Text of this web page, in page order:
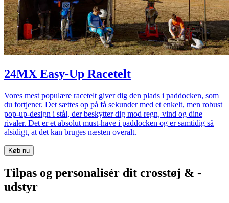
24MX Easy-Up Racetelt
Vores mest populære racetelt giver dig den plads i paddocken, som
du fortjener. Det sættes op på få sekunder med et enkelt, men robust
pop-up-design i stål, der beskytter dig mod regn, vind og dine
rivaler. Det er et absolut must-have i paddocken og er samtidig så
alsidigt, at det kan bruges næsten overalt.
Køb nu
Tilpas og personalisér dit crosstøj & -
udstyr